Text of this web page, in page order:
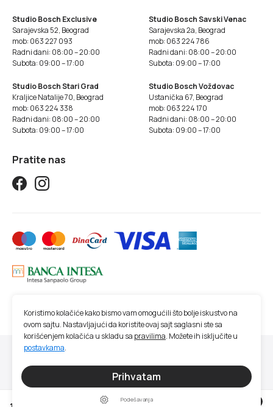
Studio Bosch Exclusive
Sarajevska 52, Beograd
mob: 063 227 093
Radni dani: 08:00 – 20:00
Subota: 09:00 – 17:00
Studio Bosch Savski Venac
Sarajevska 2a, Beograd
mob: 063 224 786
Radni dani: 08:00 – 20:00
Subota: 09:00 – 17:00
Studio Bosch Stari Grad
Kraljice Natalije 70, Beograd
mob: 063 224 338
Radni dani: 08:00 – 20:00
Subota: 09:00 – 17:00
Studio Bosch Voždovac
Ustanička 67, Beograd
mob: 063 224 170
Radni dani: 08:00 – 20:00
Subota: 09:00 – 17:00
Pratite nas
Sve cene na ovom sajtu iskazane su u dinarima. PDV je uračunat u cenu. Studio
SM nastoji da bude što precizniji u opisu proizvoda, prikazu slika, trenutnoj
raspoloživosti i ceni proizvoda. Ipak, ne možemo garantovati da su sve navedene
Koristimo kolačiće kako bismo vam omogućili što bolje iskustvo na
ovom sajtu. Nastavljajući da koristite ovaj sajt saglasni ste sa
korišćenjem kolačića u skladu sa pravilima. Možete ih isključite u
postavkama.
Prihvatam
Podešavanja